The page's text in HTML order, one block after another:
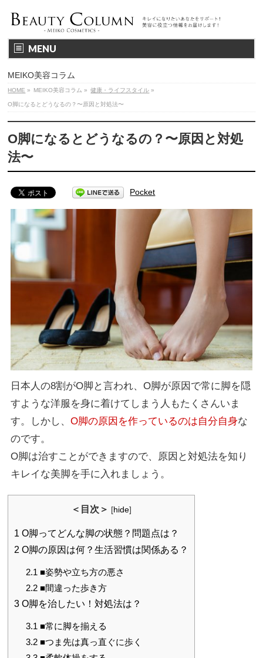
MENU
MEIKO美容コラム
HOME » MEIKO美容コラム » 健康・ライフスタイル »
O脚になるとどうなるの？〜原因と対処法〜
O脚になるとどうなるの？〜原因と対処
法〜
Pocket
日本人の8割がO脚と言われ、O脚が原因で常に脚を隠
すような洋服を身に着けてしまう人もたくさんいま
す。しかし、O脚の原因を作っているのは自分自身な
のです。
O脚は治すことができますので、原因と対処法を知り
キレイな美脚を手に入れましょう。
＜目次＞ [hide]
1 O脚ってどんな脚の状態？問題点は？
2 O脚の原因は何？生活習慣は関係ある？
2.1 ■姿勢や立ち方の悪さ
2.2■間違った歩き方
3 O脚を治したい！対処法は？
3.1 ■常に脚を揃える
3.2■つま先は真っ直ぐに歩く